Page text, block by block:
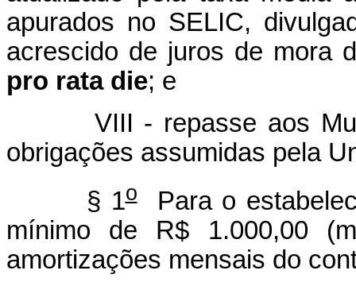
apurados no SELIC,
acrescido de juros de mora
pro rata die; e
VIII - repasse aos
obrigações assumidas pela
§ 1oPara o
mínimo de R$ 1.000,00
amortizações mensais do